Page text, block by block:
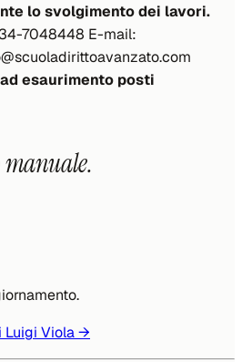
lo svolgimento dei lavori.
7048448 E-mail:
esaurimento posti
manuale.
Luigi Viola→